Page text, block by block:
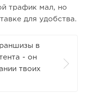
трафик мал, но
для удобства.
в
- он
твоих